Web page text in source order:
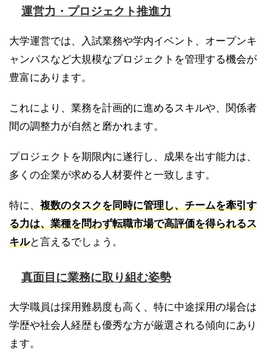
運営力・プロジェクト推進力
大学運営では、入試業務や学内イベント、オープンキ
ャンパスなど大規模なプロジェクトを管理する機会が
豊富にあります。
これにより、業務を計画的に進めるスキルや、関係者
間の調整力が自然と磨かれます。
プロジェクトを期限内に遂行し、成果を出す能力は、
多くの企業が求める人材要件と一致します。
特に、 複数のタスクを同時に管理し、チームを牽引す
る力は、業種を問わず転職市場で高評価を得られるス
キルと言えるでしょう。
真面目に業務に取り組む姿勢
大学職員は採用難易度も高く、特に中途採用の場合は
学歴や社会人経歴も優秀な方が厳選される傾向にあり
ます。